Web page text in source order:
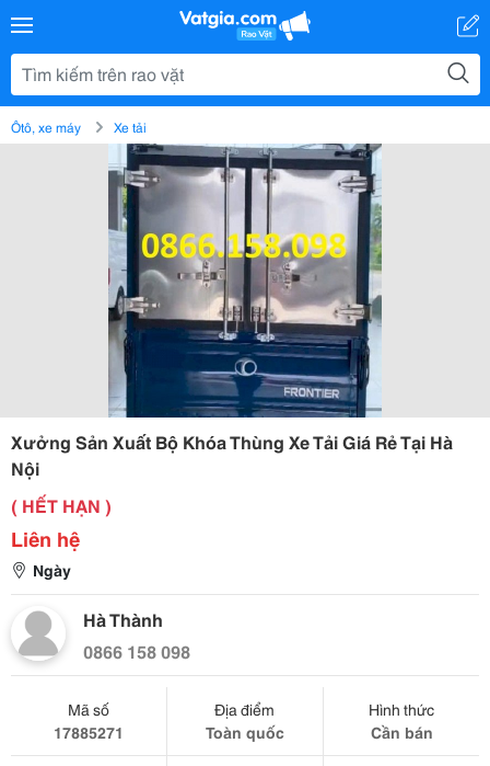
Ôtô, xe máy Xe tải
Xưởng Sản Xuất Bộ Khóa Thùng Xe Tải Giá Rẻ Tại Hà
Nội
( HẾT HẠN )
Liên hệ
Ngày
Hà Thành
0866 158 098
Mã số
17885271
Địa điểm
Toàn quốc
Hình thức
Cần bán